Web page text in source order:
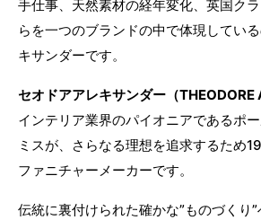
手仕事、天然素材の経年変化、英国ク
らを一つのブランドの中で体現してい
キサンダーです。
セオドアアレキサンダー（THEODORE
インテリア業界のパイオニアであるポ
ミスが、さらなる理想を追求するため
ファニチャーメーカーです。
伝統に裏付けられた確かな”ものづくり